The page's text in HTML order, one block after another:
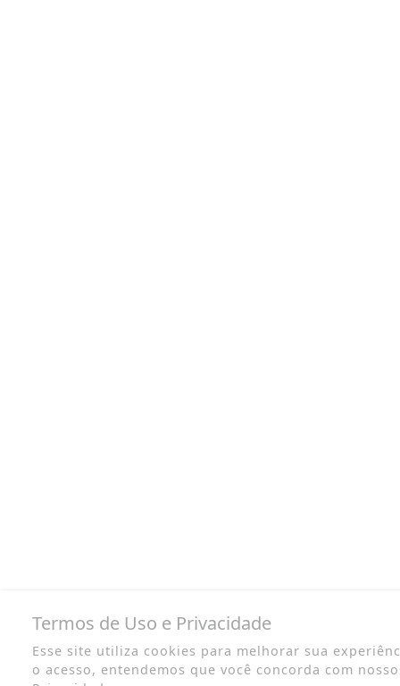
Termos de Uso e Privacidade
Esse site utiliza cookies para melhorar sua
o acesso, entendemos que você concorda com